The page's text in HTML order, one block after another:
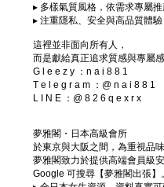
▸ 多樣氣質風格，依需求專屬
▸ 注重隱私、安全與高品質體驗
這裡並非面向所有人，
而是獻給真正追求質感與專屬
G l e e z y ：n a i 8 8 1
T e l e g r a m ：@ n a i 8 8 1
L I N E ：@ 8 2 6 q e x r x
夢雅閣・日本高級會所
於東京與大阪之間，為重視品
夢雅閣致力於提供高端會員級
Google 可搜尋【夢雅閣出張】